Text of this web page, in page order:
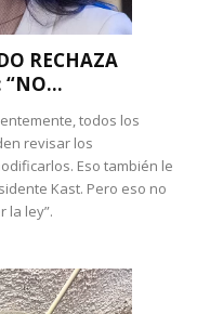
RECHAZA
“NO...
todos los
revisar los
Eso también le
Kast. Pero eso no
la ley”.